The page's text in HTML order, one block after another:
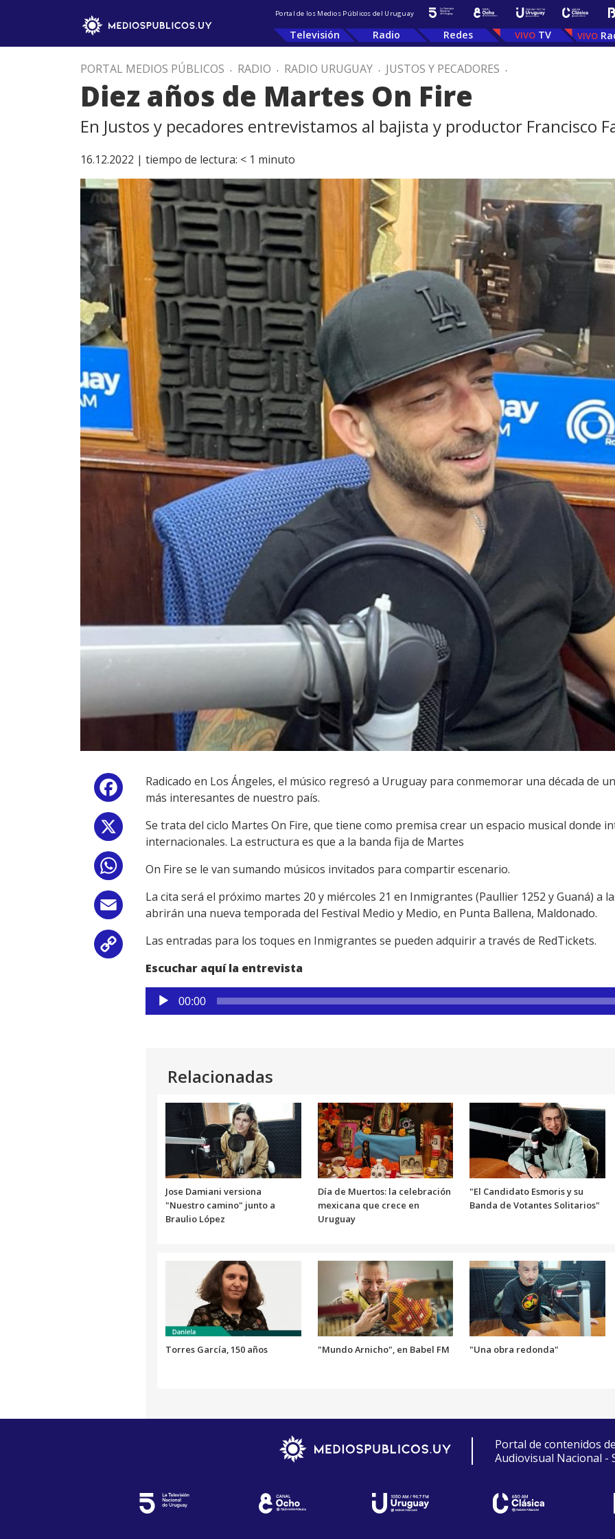
Portal de los Medios Públicos del Uruguay
Televisión Radio Redes TV
PORTAL MEDIOS PÚBLICOS . RADIO . RADIO URUGUAY . JUSTOS Y PECADORES .
Diez años de Martes On Fire
En Justos y pecadores entrevistamos al bajista y productor Francisco
16.12.2022 | tiempo de lectura: < 1 minuto
Facebook
WhatsApp
Email
Copy
Link
Radicado en Los Ángeles, el músico regresó a Uruguay para conmemorar una década de
más interesantes de nuestro país.
Se trata del ciclo Martes On Fire, que tiene como premisa crear un espacio musical donde
internacionales. La estructura es que a la banda fija de Martes
On Fire se le van sumando músicos invitados para compartir escenario.
La cita será el próximo martes 20 y miércoles 21 en Inmigrantes (Paullier 1252 y Guaná) a
abrirán una nueva temporada del Festival Medio y Medio, en Punta Ballena, Maldonado.
Las entradas para los toques en Inmigrantes se pueden adquirir a través de RedTickets.
Escuchar aquí la entrevista
Reproductor
de
00:00
Relacionadas
Jose Damiani versiona
"Nuestro camino" junto a
Braulio López
Día de Muertos: la celebración
mexicana que crece en
Uruguay
"El Candidato Esmoris y su
Banda de Votantes Solitarios"
Torres García, 150 años "Mundo Arnicho", en Babel FM "Una obra redonda"
Portal de contenidos
Audiovisual Nacional -